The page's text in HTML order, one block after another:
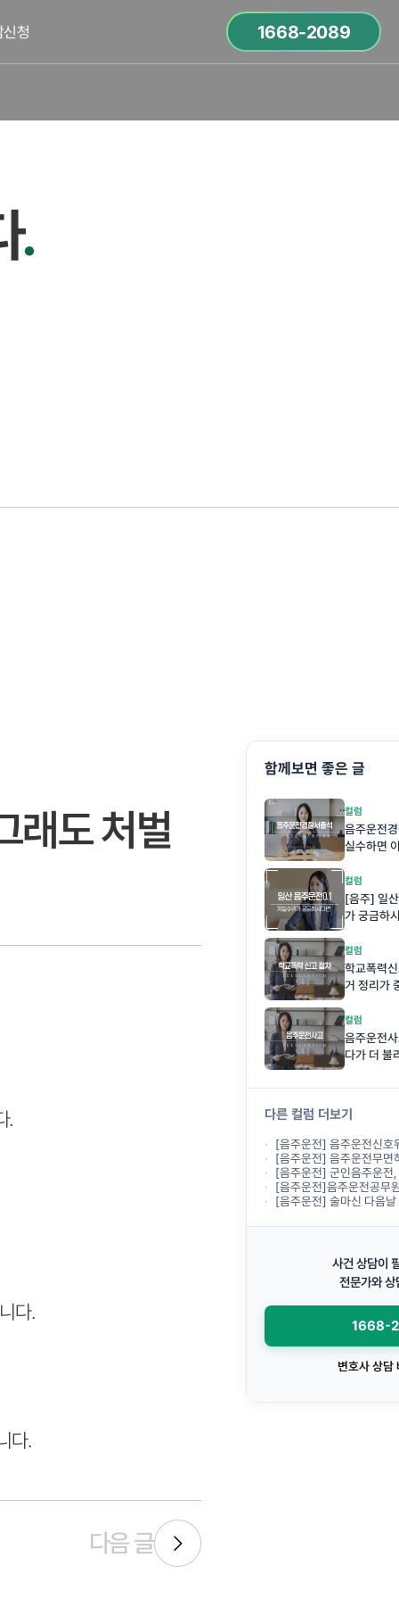
신청 1668-2089
.
래도 처벌
.
다.
다.
다음 글
함께보면 좋은 글
컬럼
음주운전
실수하면
컬럼
[음주] 일
가 궁금하
컬럼
학교폭력
거 정리가
컬럼
음주운전
다가 더 불
다른 컬럼 더보기
[음주운전] 음주운전신호위반사고, 12
[음주운전] 음주운전무면허벌금, 500만
[음주운전] 군인음주운전, 군징계로
[음주운전]음주운전공무원징계수
[음주운전] 술마신 다음날 운전, 숙
사건 상담이
전문가와 상
1668-
변호사 상담